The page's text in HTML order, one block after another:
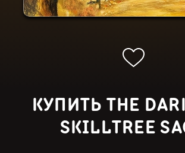
КУПИТЬ THE
SKILLTREE